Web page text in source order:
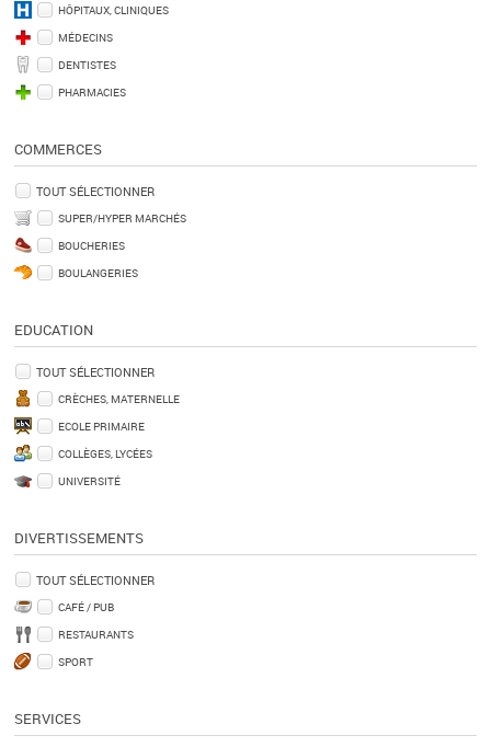
HÔPITAUX, CLINIQUES
MÉDECINS
DENTISTES
PHARMACIES
COMMERCES
TOUT SÉLECTIONNER
SUPER/HYPER MARCHÉS
BOUCHERIES
BOULANGERIES
EDUCATION
TOUT SÉLECTIONNER
CRÈCHES, MATERNELLE
ECOLE PRIMAIRE
COLLÈGES, LYCÉES
UNIVERSITÉ
DIVERTISSEMENTS
TOUT SÉLECTIONNER
CAFÉ / PUB
RESTAURANTS
SPORT
SERVICES